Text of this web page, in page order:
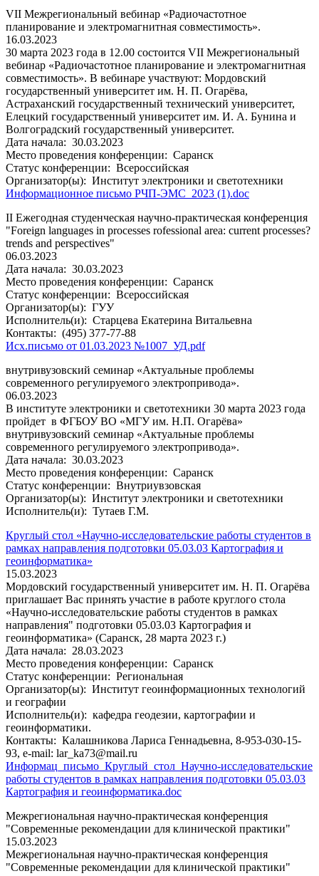
VII Межрегиональный вебинар «Радиочастотное
планирование и электромагнитная совместимость».
16.03.2023
30 марта 2023 года в 12.00 состоится VII Межрегиональный
вебинар «Радиочастотное планирование и электромагнитная
совместимость». В вебинаре участвуют: Мордовский
государственный университет им. Н. П. Огарёва,
Астраханский государственный технический университет,
Елецкий государственный университет им. И. А. Бунина и
Волгоградский государственный университет.
Дата начала: 30.03.2023
Место проведения конференции: Саранск
Статус конференции: Всероссийская
Организатор(ы): Институт электроники и светотехники
Информационное письмо РЧП-ЭМС_2023 (1).doc
II Ежегодная студенческая научно-практическая конференция
"Foreign languages in processes rofessional area: current processes?
trends and perspectives"
06.03.2023
Дата начала: 30.03.2023
Место проведения конференции: Саранск
Статус конференции: Всероссийская
Организатор(ы): ГУУ
Исполнитель(и): Старцева Екатерина Витальевна
Контакты: (495) 377-77-88
Исх.письмо от 01.03.2023 №1007_УД.pdf
внутривузовский семинар «Актуальные проблемы
современного регулируемого электропривода».
06.03.2023
В институте электроники и светотехники 30 марта 2023 года
пройдет в ФГБОУ ВО «МГУ им. Н.П. Огарёва»
внутривузовский семинар «Актуальные проблемы
современного регулируемого электропривода».
Дата начала: 30.03.2023
Место проведения конференции: Саранск
Статус конференции: Внутриувзовская
Организатор(ы): Институт электроники и светотехники
Исполнитель(и): Тутаев Г.М.
Круглый стол «Научно-исследовательские работы студентов в
рамках направления подготовки 05.03.03 Картография и
геоинформатика»
15.03.2023
Мордовский государственный университет им. Н. П. Огарёва
приглашает Вас принять участие в работе круглого стола
«Научно-исследовательские работы студентов в рамках
направления" подготовки 05.03.03 Картография и
геоинформатика» (Саранск, 28 марта 2023 г.)
Дата начала: 28.03.2023
Место проведения конференции: Саранск
Статус конференции: Региональная
Организатор(ы): Институт геоинформационных технологий
и географии
Исполнитель(и): кафедра геодезии, картографии и
геоинформатики.
Контакты: Калашникова Лариса Геннадьевна, 8-953-030-15-
93, e-mail: lar_ka73@mail.ru
Информац_письмо_Круглый_стол_Научно-исследовательские
работы студентов в рамках направления подготовки 05.03.03
Картография и геоинформатика.doc
Межрегиональная научно-практическая конференция
"Современные рекомендации для клинической практики"
15.03.2023
Межрегиональная научно-практическая конференция
"Современные рекомендации для клинической практики"